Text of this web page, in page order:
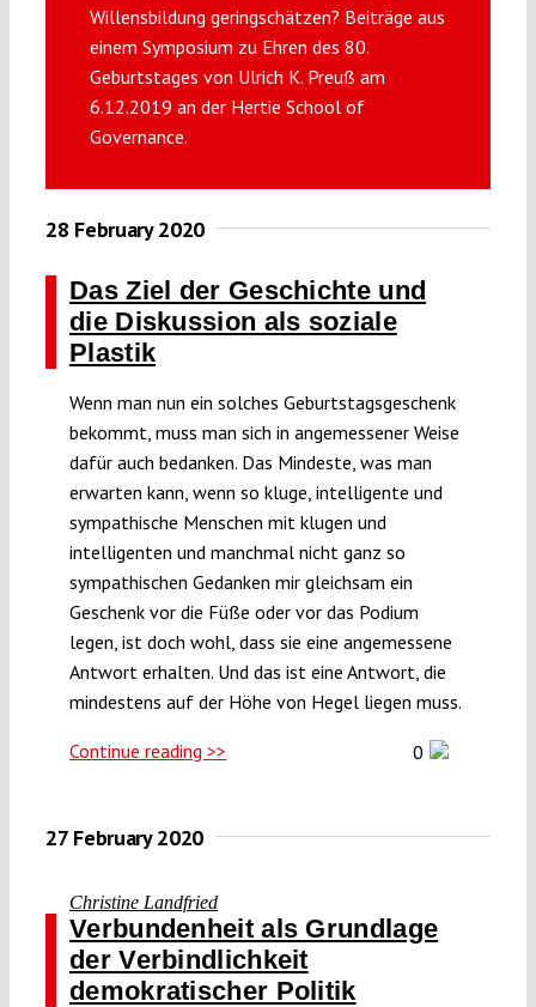
Funding
Willensbildung geringschätzen? Beiträge aus
einem Symposium zu Ehren des 80.
Geburtstages von Ulrich K. Preuß am
6.12.2019 an der Hertie School of
Governance.
28 February 2020
Das Ziel der Geschichte und
die Diskussion als soziale
Plastik
Wenn man nun ein solches Geburtstagsgeschenk
bekommt, muss man sich in angemessener Weise
dafür auch bedanken. Das Mindeste, was man
erwarten kann, wenn so kluge, intelligente und
sympathische Menschen mit klugen und
intelligenten und manchmal nicht ganz so
sympathischen Gedanken mir gleichsam ein
Geschenk vor die Füße oder vor das Podium
legen, ist doch wohl, dass sie eine angemessene
Antwort erhalten. Und das ist eine Antwort, die
mindestens auf der Höhe von Hegel liegen muss.
Continue reading >> 0
27 February 2020
Christine Landfried
Verbundenheit als Grundlage
der Verbindlichkeit
demokratischer Politik